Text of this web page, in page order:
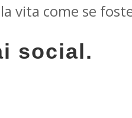
vita come se
social.